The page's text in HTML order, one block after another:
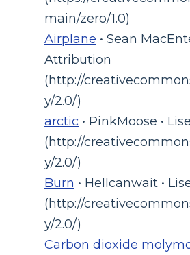
main/zero/1.0)
Airplane • Sean
Attribution
(http://
y/2.0/)
arctic • PinkMoose •
(http://
y/2.0/)
Burn • Hellcanwait •
(http://
y/2.0/)
Carbon dioxide